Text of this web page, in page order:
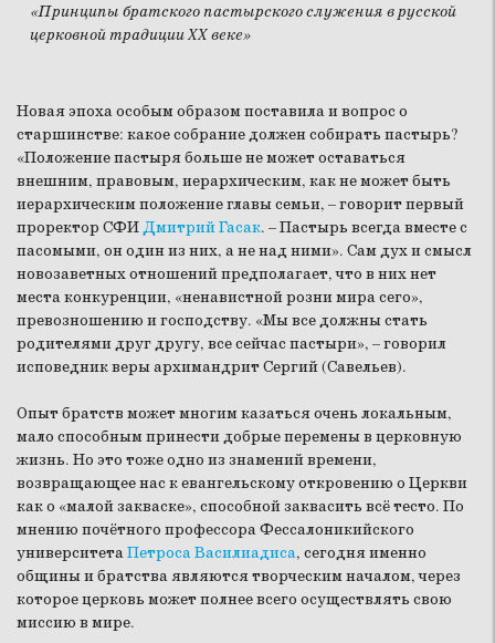
«Принципы братского пастырского служения в русской
церковной традиции XX веке»
Новая эпоха особым образом поставила и вопрос о
старшинстве: какое собрание должен собирать пастырь?
«Положение пастыря больше не может оставаться
внешним, правовым, иерархическим, как не может быть
иерархическим положение главы семьи, – говорит первый
проректор СФИДмитрий Гасак. – Пастырь всегда вместе с
пасомыми, он один из них, а не над ними». Сам дух и смысл
новозаветных отношений предполагает, что в них нет
места конкуренции, «ненавистной розни мира сего»,
превозношению и господству. «Мы все должны стать
родителями друг другу, все сейчас пастыри», – говорил
исповедник веры архимандрит Сергий (Савельев).
Опыт братств может многим казаться очень локальным,
мало способным принести добрые перемены в церковную
жизнь. Но это тоже одно из знамений времени,
возвращающее нас к евангельскому откровению о Церкви
как о «малой закваске», способной заквасить всё тесто. По
мнению почётного профессора Фессалоникийского
университетаПетроса Василиадиса, сегодня именно
общины и братства являются творческим началом, через
которое церковь может полнее всего осуществлять свою
миссию в мире.